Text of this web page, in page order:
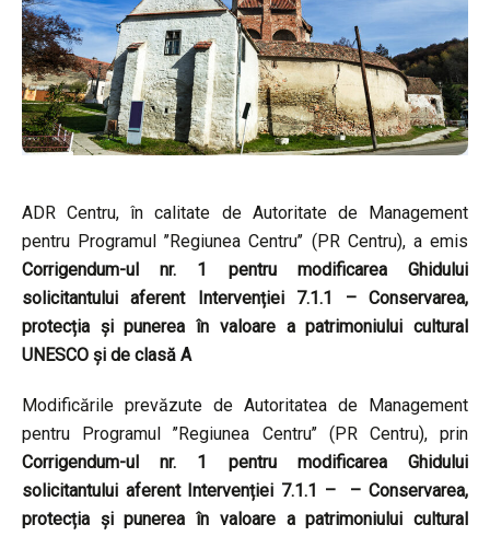
ADR Centru, în calitate de Autoritate de Management
pentru Programul ’’Regiunea Centru’’ (PR Centru), a emis
Corrigendum-ul nr. 1 pentru modificarea Ghidului
solicitantului aferent Intervenției 7.1.1 – Conservarea,
protecția și punerea în valoare a patrimoniului cultural
UNESCO și de clasă A
Modificările prevăzute de Autoritatea de Management
pentru Programul ’’Regiunea Centru’’ (PR Centru), prin
Corrigendum-ul nr. 1 pentru modificarea Ghidului
solicitantului aferent Intervenției 7.1.1 – – Conservarea,
protecția și punerea în valoare a patrimoniului cultural